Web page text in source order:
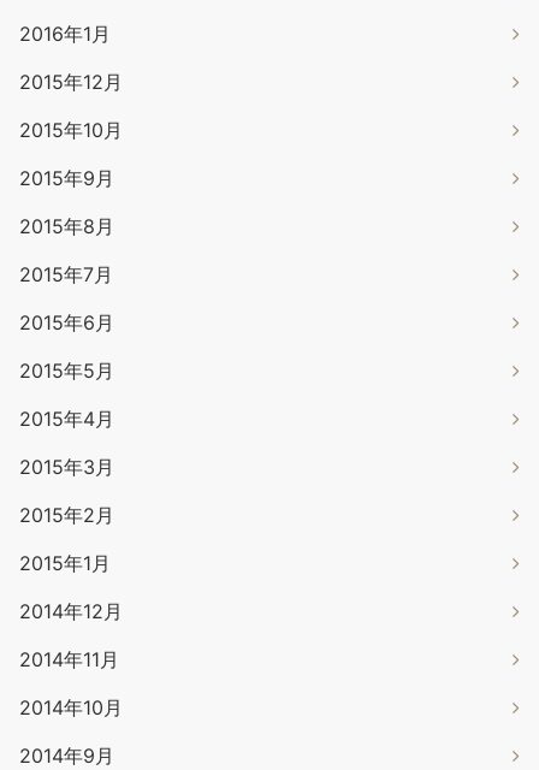
2016年1月
2015年12月
2015年10月
2015年9月
2015年8月
2015年7月
2015年6月
2015年5月
2015年4月
2015年3月
2015年2月
2015年1月
2014年12月
2014年11月
2014年10月
2014年9月